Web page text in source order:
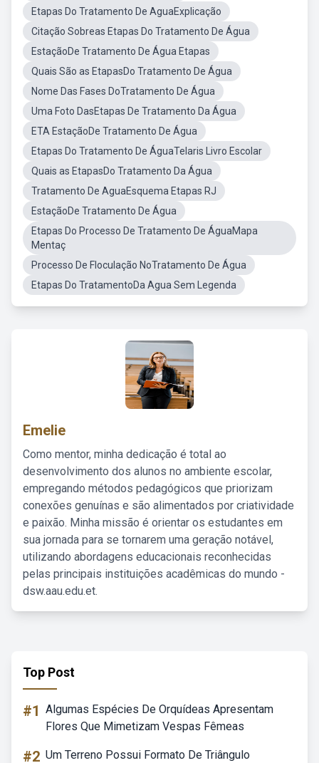
Etapas Do Tratamento De AguaExplicação
Citação Sobreas Etapas Do Tratamento De Água
EstaçãoDe Tratamento De Água Etapas
Quais São as EtapasDo Tratamento De Água
Nome Das Fases DoTratamento De Água
Uma Foto DasEtapas De Tratamento Da Água
ETA EstaçãoDe Tratamento De Água
Etapas Do Tratamento De ÁguaTelaris Livro Escolar
Quais as EtapasDo Tratamento Da Água
Tratamento De AguaEsquema Etapas RJ
EstaçãoDe Tratamento De Água
Etapas Do Processo De Tratamento De ÁguaMapa
Mentaç
Processo De Floculação NoTratamento De Água
Etapas Do TratamentoDa Agua Sem Legenda
Emelie
Como mentor, minha dedicação é total ao
desenvolvimento dos alunos no ambiente escolar,
empregando métodos pedagógicos que priorizam
conexões genuínas e são alimentados por criatividade
e paixão. Minha missão é orientar os estudantes em
sua jornada para se tornarem uma geração notável,
utilizando abordagens educacionais reconhecidas
pelas principais instituições acadêmicas do mundo -
dsw.aau.edu.et.
Top Post
#1 Algumas Espécies De Orquídeas Apresentam
Flores Que Mimetizam Vespas Fêmeas
#2 Um Terreno Possui Formato De Triângulo